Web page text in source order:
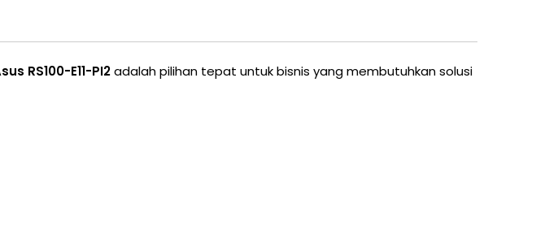
RS100-E11-PI2adalah pilihan tepat untuk bisnis yang membutuhkan solusi